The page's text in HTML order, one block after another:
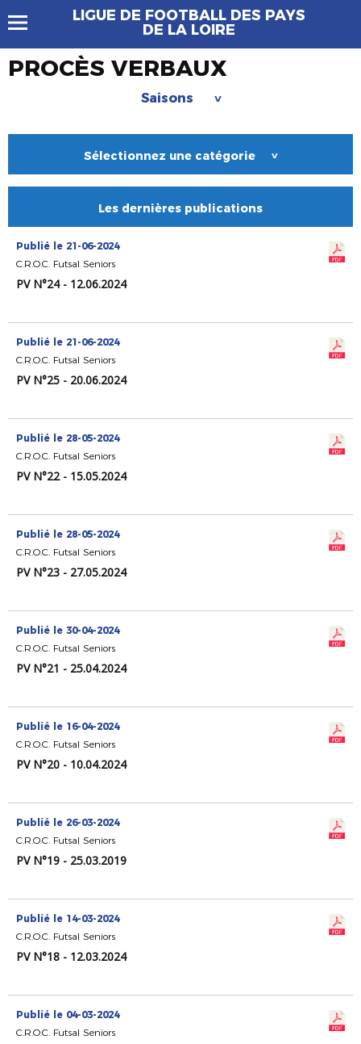
LIGUE DE FOOTBALL DES PAYS
DE LA LOIRE
PROCÈS VERBAUX
Saisons >
Sélectionnez une catégorie >
Les dernières publications
Publié le 21-06-2024
C.R.O.C. Futsal Seniors
PV N°24 - 12.06.2024
Publié le 21-06-2024
C.R.O.C. Futsal Seniors
PV N°25 - 20.06.2024
Publié le 28-05-2024
C.R.O.C. Futsal Seniors
PV N°22 - 15.05.2024
Publié le 28-05-2024
C.R.O.C. Futsal Seniors
PV N°23 - 27.05.2024
Publié le 30-04-2024
C.R.O.C. Futsal Seniors
PV N°21 - 25.04.2024
Publié le 16-04-2024
C.R.O.C. Futsal Seniors
PV N°20 - 10.04.2024
Publié le 26-03-2024
C.R.O.C. Futsal Seniors
PV N°19 - 25.03.2019
Publié le 14-03-2024
C.R.O.C. Futsal Seniors
PV N°18 - 12.03.2024
Publié le 04-03-2024
C.R.O.C. Futsal Seniors